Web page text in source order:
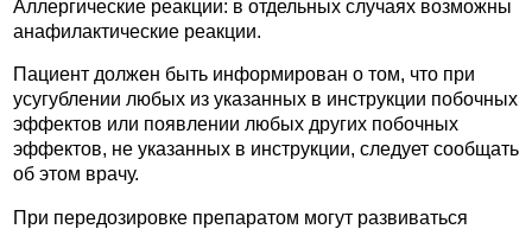
Аллергические реакции: в отдельных случаях возможны
анафилактические реакции.
Пациент должен быть информирован о том, что при
усугублении любых из указанных в инструкции побочных
эффектов или появлении любых других побочных
эффектов, не указанных в инструкции, следует сообщать
об этом врачу.
При передозировке препаратом могут развиваться